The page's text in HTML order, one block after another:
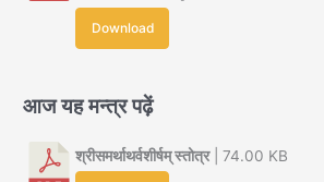
Download
आज यह मन्त्र पढ़ें
श्रीसमर्थाथर्वशीर्षम् स्तोत्र| 74.00 KB